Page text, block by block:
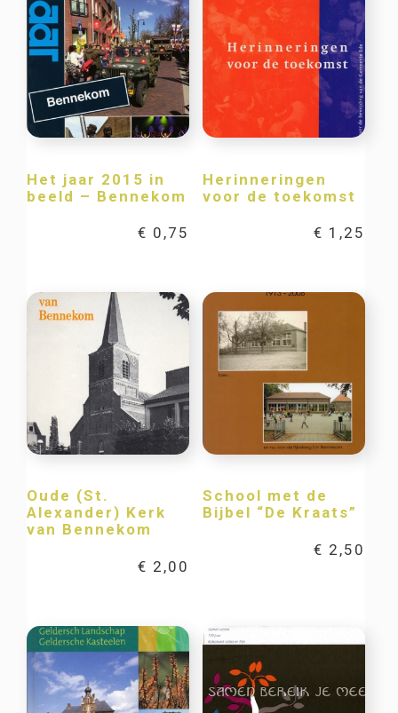
Het jaar 2015 in
beeld – Bennekom
€ 0,75
Herinneringen
voor de toekomst
€ 1,25
Oude (St.
Alexander) Kerk
van Bennekom
€ 2,00
School met de
Bijbel “De Kraats”
€ 2,50